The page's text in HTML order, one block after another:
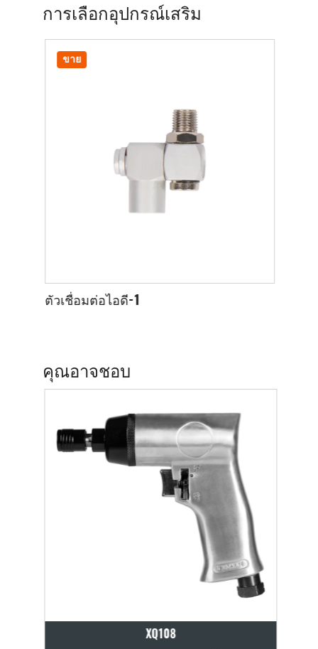
การเลือกอุปกรณ์เสริม
ขาย
ตัวเชื่อมต่อไอดี-1
คุณอาจชอบ
XQ108